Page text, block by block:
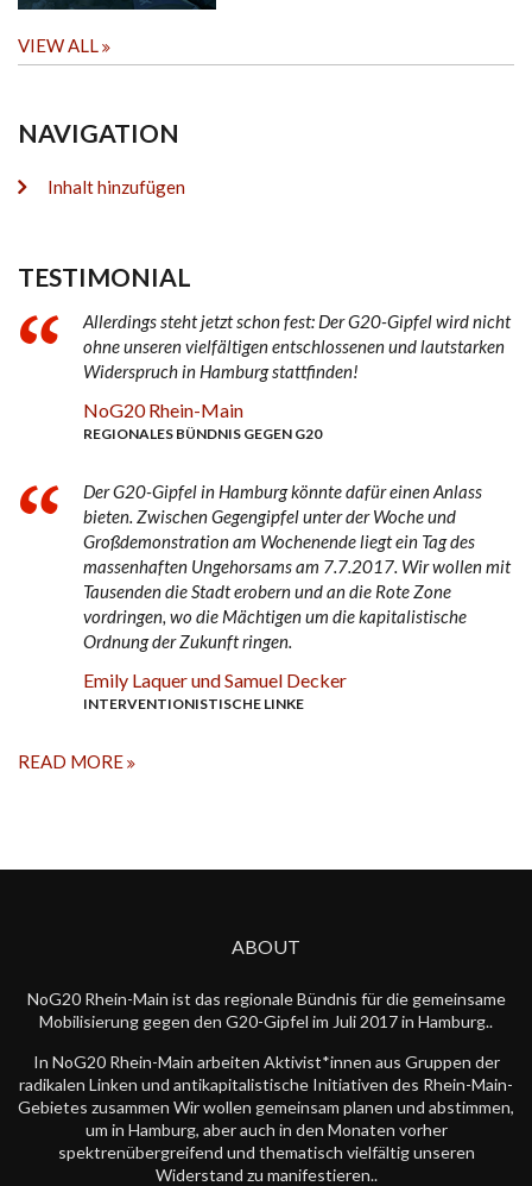
VIEW ALL
NAVIGATION
Inhalt hinzufügen
TESTIMONIAL
Allerdings steht jetzt schon fest: Der G20-Gipfel wird nicht
ohne unseren vielfältigen entschlossenen und lautstarken
Widerspruch in Hamburg stattfinden!
NoG20 Rhein-Main
REGIONALES BÜNDNIS GEGEN G20
Der G20-Gipfel in Hamburg könnte dafür einen Anlass
bieten. Zwischen Gegengipfel unter der Woche und
Großdemonstration am Wochenende liegt ein Tag des
massenhaften Ungehorsams am 7.7.2017. Wir wollen mit
Tausenden die Stadt erobern und an die Rote Zone
vordringen, wo die Mächtigen um die kapitalistische
Ordnung der Zukunft ringen.
Emily Laquer und Samuel Decker
INTERVENTIONISTISCHE LINKE
READ MORE
ABOUT
NoG20 Rhein-Main ist das regionale Bündnis für die gemeinsame
Mobilisierung gegen den G20-Gipfel im Juli 2017 in Hamburg..
In NoG20 Rhein-Main arbeiten Aktivist*innen aus Gruppen der
radikalen Linken und antikapitalistische Initiativen des Rhein-Main-
Gebietes zusammen Wir wollen gemeinsam planen und abstimmen,
um in Hamburg, aber auch in den Monaten vorher
spektrenübergreifend und thematisch vielfältig unseren
Widerstand zu manifestieren..